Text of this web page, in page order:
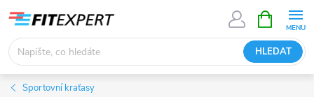
obsah
HLEDAT
NÁKUPNÍ
KOŠÍK
Sportovní kraťasy